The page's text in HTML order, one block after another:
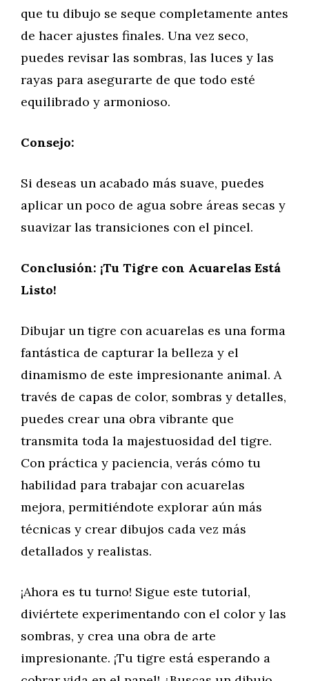
que tu dibujo se seque completamente antes
de hacer ajustes finales. Una vez seco,
puedes revisar las sombras, las luces y las
rayas para asegurarte de que todo esté
equilibrado y armonioso.
Consejo:
Si deseas un acabado más suave, puedes
aplicar un poco de agua sobre áreas secas y
suavizar las transiciones con el pincel.
Conclusión: ¡Tu Tigre con Acuarelas Está
Listo!
Dibujar un tigre con acuarelas es una forma
fantástica de capturar la belleza y el
dinamismo de este impresionante animal. A
través de capas de color, sombras y detalles,
puedes crear una obra vibrante que
transmita toda la majestuosidad del tigre.
Con práctica y paciencia, verás cómo tu
habilidad para trabajar con acuarelas
mejora, permitiéndote explorar aún más
técnicas y crear dibujos cada vez más
detallados y realistas.
¡Ahora es tu turno! Sigue este tutorial,
diviértete experimentando con el color y las
sombras, y crea una obra de arte
impresionante. ¡Tu tigre está esperando a